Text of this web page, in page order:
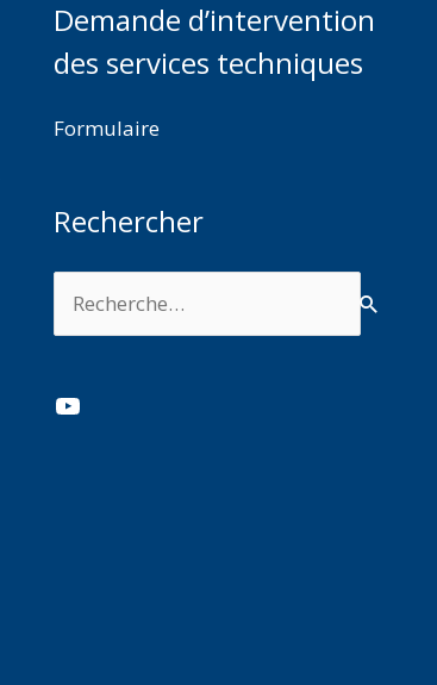
Demande d’intervention
des services techniques
Formulaire
Rechercher
YouTube